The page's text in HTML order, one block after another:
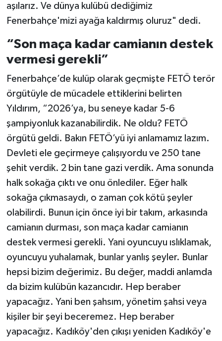
aşılarız. Ve dünya kulübü dediğimiz
Fenerbahçe'mizi ayağa kaldırmış oluruz" dedi.
“Son maça kadar camianın destek
vermesi gerekli”
Fenerbahçe’de kulüp olarak geçmişte FETÖ terör
örgütüyle de mücadele ettiklerini belirten
Yıldırım, “2026’ya, bu seneye kadar 5-6
şampiyonluk kazanabilirdik. Ne oldu? FETÖ
örgütü geldi. Bakın FETÖ’yü iyi anlamamız lazım.
Devleti ele geçirmeye çalışıyordu ve 250 tane
şehit verdik. 2 bin tane gazi verdik. Ama sonunda
halk sokağa çıktı ve onu önlediler. Eğer halk
sokağa çıkmasaydı, o zaman çok kötü şeyler
olabilirdi. Bunun için önce iyi bir takım, arkasında
camianın durması, son maça kadar camianın
destek vermesi gerekli. Yani oyuncuyu ıslıklamak,
oyuncuyu yuhalamak, bunlar yanlış şeyler. Bunlar
hepsi bizim değerimiz. Bu değer, maddi anlamda
da bizim kulübün kazancıdır. Hep beraber
yapacağız. Yani ben şahsım, yönetim şahsi veya
kişiler bir şeyi beceremez. Hep beraber
yapacağız. Kadıköy'den çıkışı yeniden Kadıköy'e